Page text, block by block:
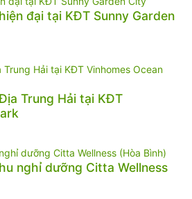
đại tại KĐT Sunny Garden
Trung Hải tại KĐT
nghỉ dưỡng Citta Wellness